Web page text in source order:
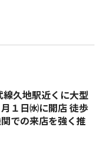
線久地駅近くに大型
１日㈬に開店 徒歩
での来店を強く推